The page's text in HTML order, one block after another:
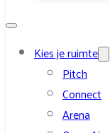
Kies je ruimte
Pitch
Connect
Arena